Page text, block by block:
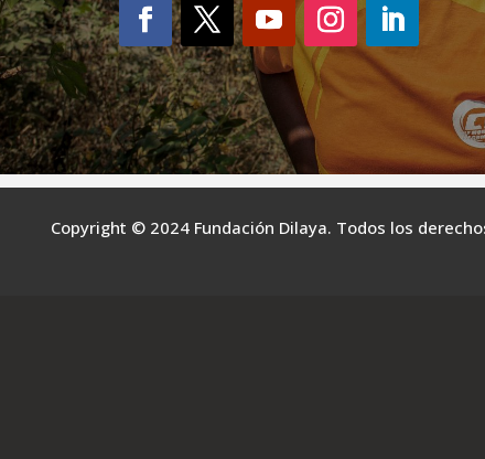
Copyright © 2024 Fundación Dilaya. Todos los